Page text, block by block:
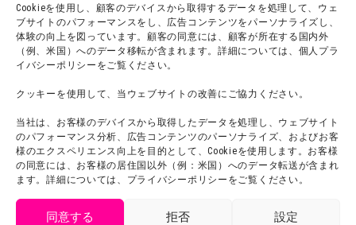
Cookieを使用し、顧客のデバイスから取得するデータを処理して、ウェ
ブサイトのパフォーマンスをし、広告コンテンツをパーソナライズし、
体験の向上を図っています。顧客の同意には、顧客が所在する国内外
（例、米国）へのデータ移転が含まれます。詳細については、個人プラ
イバシーポリシーをご覧ください。
クッキーを使用して、当ウェブサイトの改善にご協力ください。
当社は、お客様のデバイスから取得したデータを処理し、ウェブサイト
のパフォーマンス分析、広告コンテンツのパーソナライズ、およびお客
様のエクスペリエンス向上を目的として、Cookieを使用します。お客様
の同意には、お客様の居住国以外（例：米国）へのデータ転送が含まれ
ます。詳細については、プライバシーポリシーをご覧ください。
同意する 拒否 設定
よくある質問・
お問い合わせ
利用規約
法令に基づく表記
会社概要